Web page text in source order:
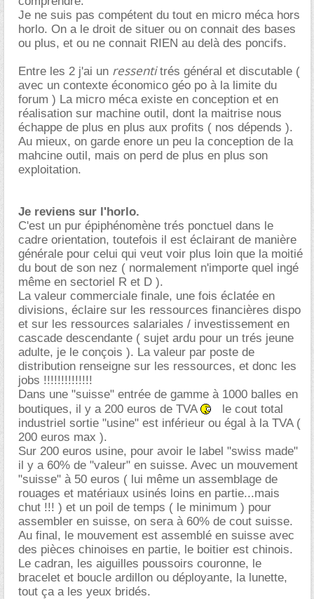
Je ne suis pas compétent du tout en micro méca hors
horlo. On a le droit de situer ou on connait des bases
ou plus, et ou ne connait RIEN au delà des poncifs.
Entre les 2 j'ai un ressentitrés général et discutable (
avec un contexte économico géo po à la limite du
forum ) La micro méca existe en conception et en
réalisation sur machine outil, dont la maitrise nous
échappe de plus en plus aux profits ( nos dépends ).
Au mieux, on garde enore un peu la conception de la
mahcine outil, mais on perd de plus en plus son
exploitation.
Je reviens sur l'horlo.
C'est un pur épiphénomène trés ponctuel dans le
cadre orientation, toutefois il est éclairant de manière
générale pour celui qui veut voir plus loin que la moitié
du bout de son nez ( normalement n'importe quel ingé
même en sectoriel R et D ).
La valeur commerciale finale, une fois éclatée en
divisions, éclaire sur les ressources financières dispo
et sur les ressources salariales / investissement en
cascade descendante ( sujet ardu pour un trés jeune
adulte, je le conçois ). La valeur par poste de
distribution renseigne sur les ressources, et donc les
jobs !!!!!!!!!!!!!!
Dans une "suisse" entrée de gamme à 1000 balles en
boutiques, il y a 200 euros de TVA
le cout total
industriel sortie "usine" est inférieur ou égal à la TVA (
200 euros max ).
Sur 200 euros usine, pour avoir le label "swiss made"
il y a 60% de "valeur" en suisse. Avec un mouvement
"suisse" à 50 euros ( lui même un assemblage de
rouages et matériaux usinés loins en partie...mais
chut !!! ) et un poil de temps ( le minimum ) pour
assembler en suisse, on sera à 60% de cout suisse.
Au final, le mouvement est assemblé en suisse avec
des pièces chinoises en partie, le boitier est chinois.
Le cadran, les aiguilles poussoirs couronne, le
bracelet et boucle ardillon ou déployante, la lunette,
tout ça a les yeux bridés.